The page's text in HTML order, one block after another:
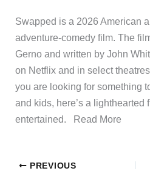
​Swapped is a 2026 American
adventure-comedy film. The
Gerno and written by John
on Netflix and in select
you are looking for something
and kids, here’s a lighthearted
entertained. ​Read More
PREVIOUS